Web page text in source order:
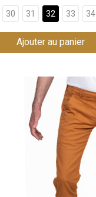
30 31 32 33 34
Ajouter au panier